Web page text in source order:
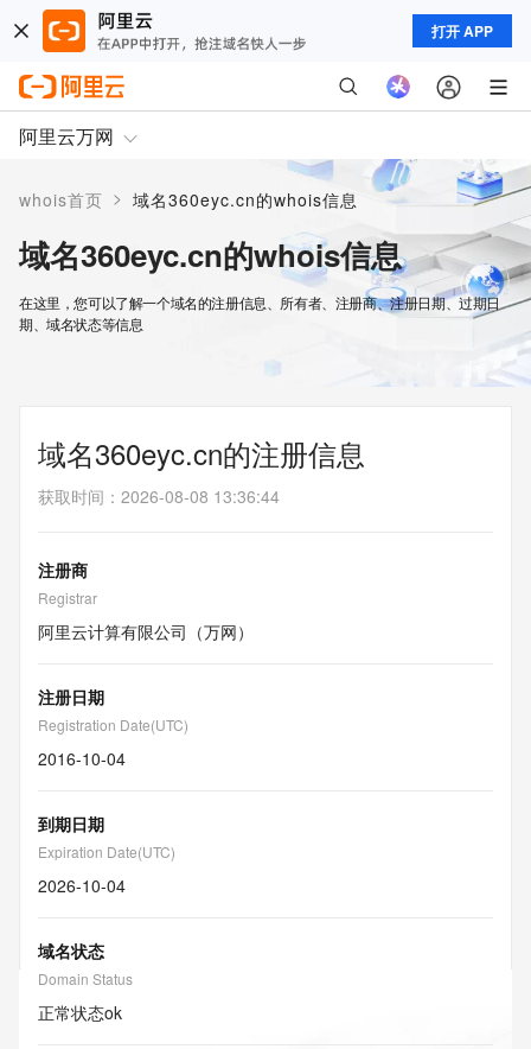
打开 APP
阿里云万网
whois首页 > 域名360eyc.cn的whois信息
域名360eyc.cn的whois信息
在这里，您可以了解一个域名的注册信息、所有者、注册商、注册日期、过期日
期、域名状态等信息
域名360eyc.cn的注册信息
获取时间 ： 2026-08-08 13:36:44
注册商
Registrar
阿里云计算有限公司（万网）
注册日期
Registration Date(UTC)
2016-10-04
到期日期
Expiration Date(UTC)
2026-10-04
域名状态
Domain Status
正常状态ok